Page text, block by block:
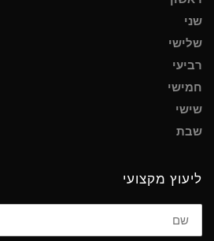
שני
שלישי
רביעי
חמישי
שישי
שבת
ליעוץ מקצועי
שם